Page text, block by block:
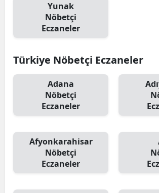
Yunak
Nöbetçi
Eczaneler
Türkiye Nöbetçi Eczaneler
Adana
Nöbetçi
Eczaneler
Afyonkarahisar
Nöbetçi
Eczaneler